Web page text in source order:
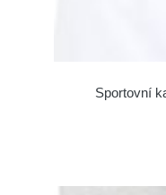
Sportovní